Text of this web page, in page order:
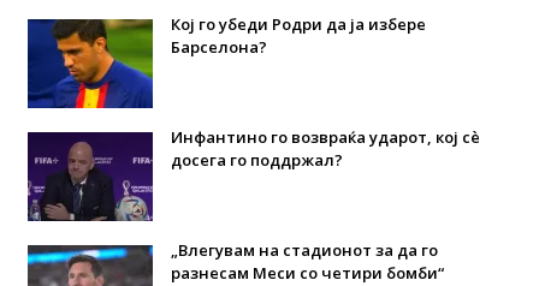
Кој го убеди Родри да ја избере
Барселона?
Инфантино го возвраќа ударот, кој сè
досега го поддржал?
„Влегувам на стадионот за да го
разнесам Меси со четири бомби“